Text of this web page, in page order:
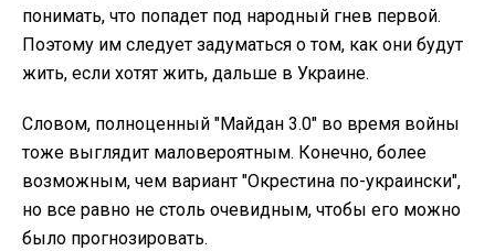
понимать, что попадет под народный гнев первой.
Поэтому им следует задуматься о том, как они будут
жить, если хотят жить, дальше в Украине.
Словом, полноценный "Майдан 3.0" во время войны
тоже выглядит маловероятным. Конечно, более
возможным, чем вариант "Окрестина по-украински",
но все равно не столь очевидным, чтобы его можно
было прогнозировать.